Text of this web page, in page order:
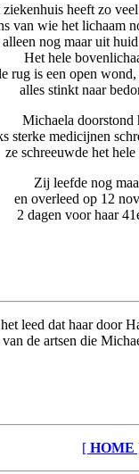
heeft zo
van wie het lichaam
alleen nog maar uit
Het hele
rug is een open
alles stinkt naar
Michaela doorstond
sterke medicijnen
ze schreeuwde het
Zij leefde nog
en overleed op 12
2 dagen voor haar
leed dat haar door
de artsen die
[ HOME